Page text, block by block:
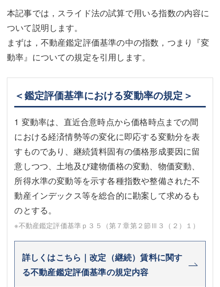
不動産登記
商業登記
調査・書面作成
債務整理
マスコミ取材・実績
アクセス
東京事務所 (新宿・四谷)
埼玉事務所 (さいたま市)
川口事務所（埼玉県川口市）
商業登記
調査・書面作成
債務整理
マスコミ取材・実績
アクセス
東京事務所 (新宿・四谷)
埼玉事務所 (さいたま市)
川口事務所（埼玉県川口市）
お問い合せフォーム
本記事では，スライド法の試算で用いる指数の内容に
ついて説明します。
まずは，不動産鑑定評価基準の中の指数，つまり『変
動率』についての規定を引用します。
＜鑑定評価基準における変動率の規定＞
1 変動率は、直近合意時点から価格時点までの間
における経済情勢等の変化に即応する変動分を表
すものであり、継続賃料固有の価格形成要因に留
意しつつ、土地及び建物価格の変動、物価変動、
所得水準の変動等を示す各種指数や整備された不
動産インデックス等を総合的に勘案して求めるも
のとする。
※不動産鑑定評価基準ｐ３５（第７章第２節Ⅲ３（２）１）
詳しくはこちら｜改定（継続）賃料に関す
る不動産鑑定評価基準の規定内容